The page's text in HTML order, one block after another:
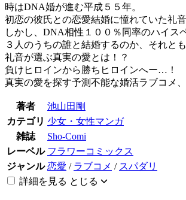
時はDNA婚が進む平成５５年。
初恋の彼氏との恋愛結婚に憧れていた礼
しかし、DNA相性１００％同率のハイス
３人のうちの誰と結婚するのか、それと
礼音が選ぶ真実の愛とは！？
負けヒロインから勝ちヒロインへー…！
真実の愛を探す予測不能な婚活ラブコメ、
著者
池山田剛
カテゴリ 少女・女性マンガ
雑誌
Sho-Comi
レーベル フラワーコミックス
ジャンル 恋愛 / ラブコメ / スパダリ
詳細を見る とじる